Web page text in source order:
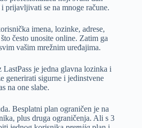
prijavljivati ​​se na mnoge račune.
imena, lozinke, adrese,
često unosite online. Zatim ga
vašim mrežnim uređajima.
LastPass je jedna glavna lozinka i
generirati sigurne i jedinstvene
na one slabe.
Besplatni plan ograničen je na
plus druga ograničenja. Ali s 3